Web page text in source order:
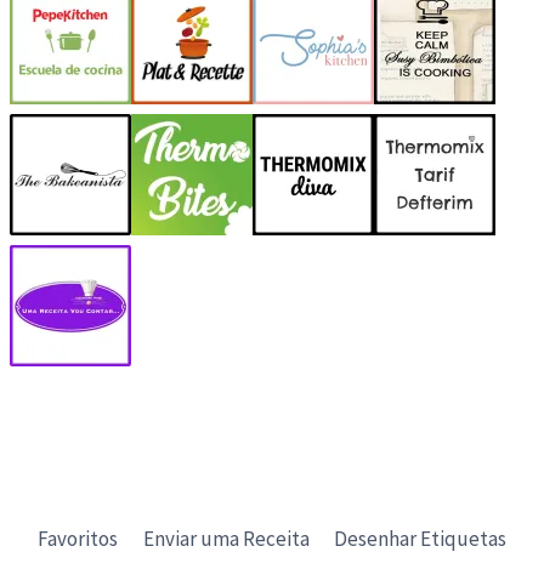
Favoritos Enviar uma Receita Desenhar Etiquetas